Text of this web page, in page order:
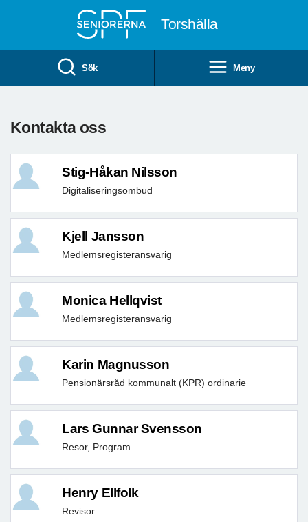
Torshälla
Sök Meny
Kontakta oss
Stig-Håkan Nilsson
Digitaliseringsombud
Kjell Jansson
Medlemsregisteransvarig
Monica Hellqvist
Medlemsregisteransvarig
Karin Magnusson
Pensionärsråd kommunalt (KPR) ordinarie
Lars Gunnar Svensson
Resor, Program
Henry Ellfolk
Revisor